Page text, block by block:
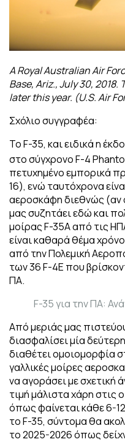
A Royal Australian Air
Base, Ariz., July 30,
later this year. (U.S. Air
Σχόλιο συγγραφέα:
Το F-35, και ειδικά η
στο σύγχρονο F-4
πετυχημένο εμπορικά
16), ενώ ταυτόχρονα
αεροσκάφη διεθνώς (αν
μας συζητάει εδώ και
μοίρας F-35A από τις
είναι καθαρά θέμα
από την Πολεμική
των 36 F-4E που
ΠΑ.
F-35 για την ΠΑ:
Από μεριάς μας
διασφαλίσει μία
διαθέτει ομοιομορφία
γαλλικές μοίρες
να αγοράσει με σχετική
τιμή μάλιστα χάρη στις
όπως φαίνεται κάθε 6-
το F-35, σύντομα θα
το 2025-2026 όπως